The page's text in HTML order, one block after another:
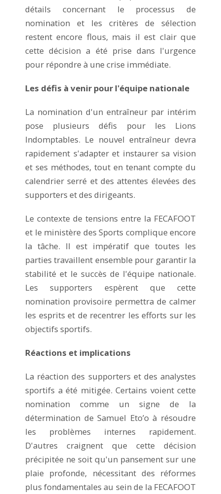
détails concernant le processus de
nomination et les critères de sélection
restent encore flous, mais il est clair que
cette décision a été prise dans l'urgence
pour répondre à une crise immédiate.
Les défis à venir pour l'équipe nationale
La nomination d'un entraîneur par intérim
pose plusieurs défis pour les Lions
Indomptables. Le nouvel entraîneur devra
rapidement s'adapter et instaurer sa vision
et ses méthodes, tout en tenant compte du
calendrier serré et des attentes élevées des
supporters et des dirigeants.
Le contexte de tensions entre la FECAFOOT
et le ministère des Sports complique encore
la tâche. Il est impératif que toutes les
parties travaillent ensemble pour garantir la
stabilité et le succès de l'équipe nationale.
Les supporters espèrent que cette
nomination provisoire permettra de calmer
les esprits et de recentrer les efforts sur les
objectifs sportifs.
Réactions et implications
La réaction des supporters et des analystes
sportifs a été mitigée. Certains voient cette
nomination comme un signe de la
détermination de Samuel Eto’o à résoudre
les problèmes internes rapidement.
D'autres craignent que cette décision
précipitée ne soit qu'un pansement sur une
plaie profonde, nécessitant des réformes
plus fondamentales au sein de la FECAFOOT